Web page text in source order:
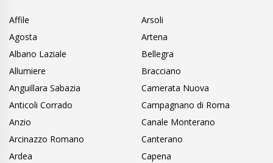
Affile
Agosta
Albano Laziale
Allumiere
Anguillara Sabazia
Anticoli Corrado
Anzio
Arcinazzo Romano
Ardea
Arsoli
Artena
Bellegra
Bracciano
Camerata Nuova
Campagnano di Roma
Canale Monterano
Canterano
Capena